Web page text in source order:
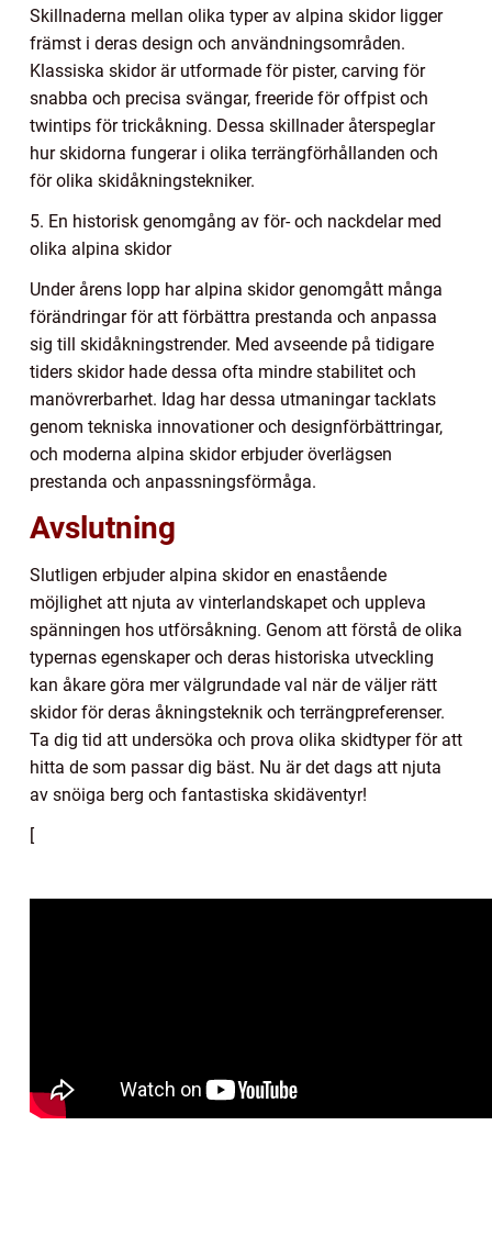
Skillnaderna mellan olika typer av alpina skidor ligger
främst i deras design och användningsområden.
Klassiska skidor är utformade för pister, carving för
snabba och precisa svängar, freeride för offpist och
twintips för trickåkning. Dessa skillnader återspeglar
hur skidorna fungerar i olika terrängförhållanden och
för olika skidåkningstekniker.
5. En historisk genomgång av för- och nackdelar med
olika alpina skidor
Under årens lopp har alpina skidor genomgått många
förändringar för att förbättra prestanda och anpassa
sig till skidåkningstrender. Med avseende på tidigare
tiders skidor hade dessa ofta mindre stabilitet och
manövrerbarhet. Idag har dessa utmaningar tacklats
genom tekniska innovationer och designförbättringar,
och moderna alpina skidor erbjuder överlägsen
prestanda och anpassningsförmåga.
Avslutning
Slutligen erbjuder alpina skidor en enastående
möjlighet att njuta av vinterlandskapet och uppleva
spänningen hos utförsåkning. Genom att förstå de olika
typernas egenskaper och deras historiska utveckling
kan åkare göra mer välgrundade val när de väljer rätt
skidor för deras åkningsteknik och terrängpreferenser.
Ta dig tid att undersöka och prova olika skidtyper för att
hitta de som passar dig bäst. Nu är det dags att njuta
av snöiga berg och fantastiska skidäventyr!
[